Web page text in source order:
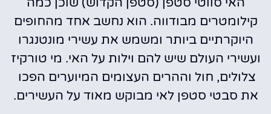
קילומטרים מבודווה. הוא נחשב אחד מהחופים
היוקרתיים ביותר ומשמש את עשירי מונטנגרו
ועשירי העולם שיש להם וילות על האי. מי טורקיז
צלולים, חול וההרים העצומים המיוערים הפכו
את סבטי סטפן לאי מבוקש מאוד על העשירים.